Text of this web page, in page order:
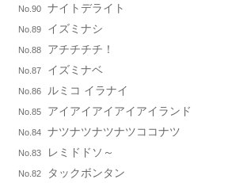
No.90 ナイトデライト
No.89 イズミナシ
No.88 アチチチチ！
No.87 イズミナベ
No.86 ルミコ イラナイ
No.85 アイアイアイアイアイランド
No.84 ナツナツナツナツココナツ
No.83 レミドドソ～
No.82 タックボンタン